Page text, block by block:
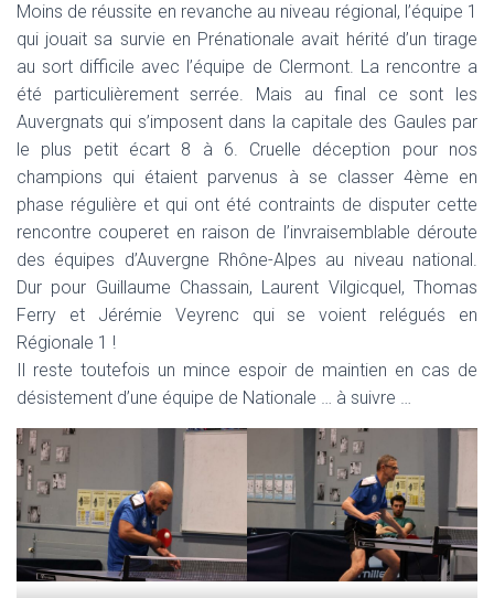
Moins de réussite en revanche au niveau régional, l’équipe 1
qui jouait sa survie en Prénationale avait hérité d’un tirage
au sort difficile avec l’équipe de Clermont. La rencontre a
été particulièrement serrée. Mais au final ce sont les
Auvergnats qui s’imposent dans la capitale des Gaules par
le plus petit écart 8 à 6. Cruelle déception pour nos
champions qui étaient parvenus à se classer 4ème en
phase régulière et qui ont été contraints de disputer cette
rencontre couperet en raison de l’invraisemblable déroute
des équipes d’Auvergne Rhône-Alpes au niveau national.
Dur pour Guillaume Chassain, Laurent Vilgicquel, Thomas
Ferry et Jérémie Veyrenc qui se voient relégués en
Régionale 1 !
Il reste toutefois un mince espoir de maintien en cas de
désistement d’une équipe de Nationale … à suivre …